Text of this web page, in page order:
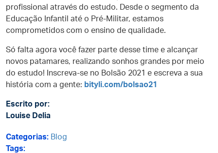
profissional através do estudo. Desde o segmento da
Educação Infantil até o Pré-Militar, estamos
comprometidos com o ensino de qualidade.
Só falta agora você fazer parte desse time e alcançar
novos patamares, realizando sonhos grandes por meio
do estudo! Inscreva-se no Bolsão 2021 e escreva a sua
história com a gente: bityli.com/bolsao21
Escrito por:
Louise Delia
Categorias: Blog
Tags: